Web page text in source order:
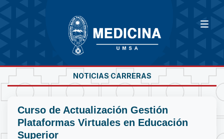
NOTICIAS CARRERAS
Curso de Actualización Gestión
Plataformas Virtuales en Educación
Superior